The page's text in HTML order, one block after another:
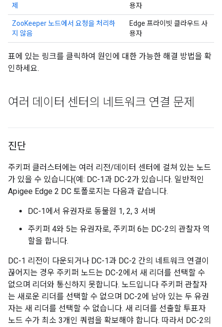
제 용자
ZooKeeper 노드에서 요청을 처리하
지 않음
Edge 프라이빗 클라우드 사
용자
표에 있는 링크를 클릭하여 원인에 대한 가능한 해결 방법을 확
인하세요.
여러 데이터 센터의 네트워크 연결 문제
진단
주키퍼 클러스터에는 여러 리전/데이터 센터에 걸쳐 있는 노드
가 있을 수 있습니다(예: DC-1과 DC-2가 있습니다. 일반적인
Apigee Edge 2 DC 토폴로지는 다음과 같습니다.
DC-1에서 유권자로 동물원 1, 2, 3 서버
주키퍼 4와 5는 유권자로, 주키퍼 6는 DC-2의 관찰자 역
할을 합니다.
DC-1 리전이 다운되거나 DC-1과 DC-2 간의 네트워크 연결이
끊어지는 경우 주키퍼 노드는 DC-2에서 새 리더를 선택할 수
없으며 리더와 통신하지 못합니다. 노드입니다 주키퍼 관찰자
는 새로운 리더를 선택할 수 없으며 DC-2에 남아 있는 두 유권
자는 새 리더를 선택할 수 없습니다. 새 리더를 선출할 투표자
노드 수가 최소 3개인 쿼럼을 확보해야 합니다. 따라서 DC-2의